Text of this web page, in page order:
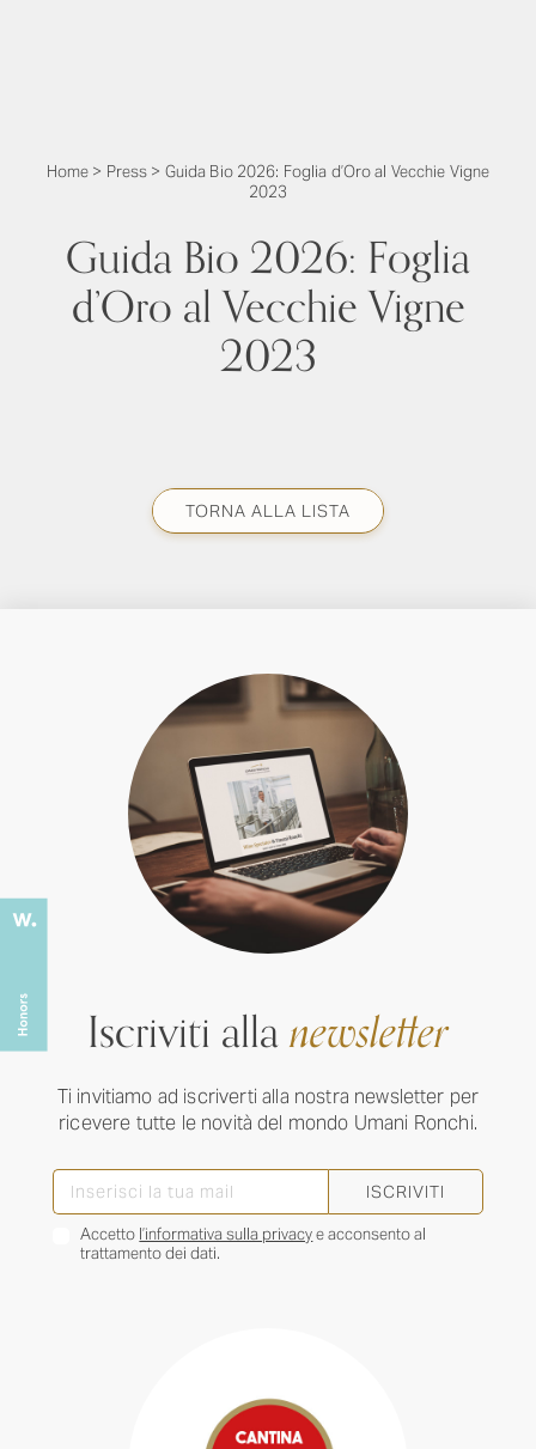
Home > Press > Guida Bio 2026: Foglia d’Oro al Vecchie Vigne
2023
Guida Bio 2026: Foglia
d’Oro al Vecchie Vigne
2023
TORNA ALLA LISTA
Iscriviti allanewsletter
Ti invitiamo ad iscriverti alla nostra newsletter per
ricevere tutte le novità del mondo Umani Ronchi.
ISCRIVITI
Accetto l’informativa sulla privacye acconsento al
trattamento dei dati.